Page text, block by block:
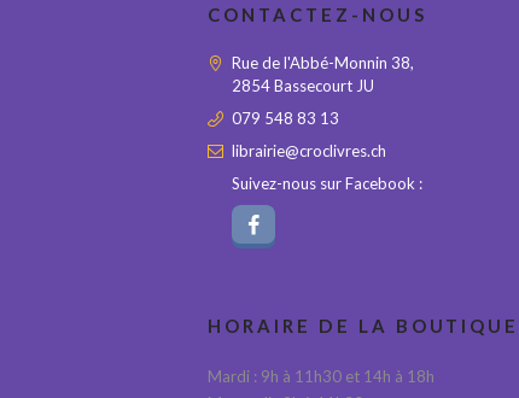
CONTACTEZ-NOUS
Rue de l'Abbé-Monnin 38,
2854 Bassecourt JU
079 548 83 13
librairie@croclivres.ch
Suivez-nous sur Facebook :
HORAIRE DE LA BOUTIQUE
Mardi : 9h à 11h30 et 14h à 18h